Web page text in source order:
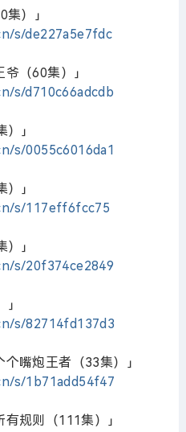
集）」
s/de227a5e7fdc
爷（60集）」
s/d710c66adcdb
）」
s/0055c6016da1
）」
s/117eff6fcc75
）」
s/20f374ce2849
s/82714fd137d3
个嘴炮王者（33集）」
s/1b71add54f47
有规则（111集）」